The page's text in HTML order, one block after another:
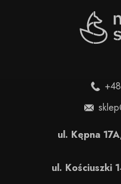
ul. Kępna
ul. Kościuszki